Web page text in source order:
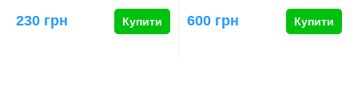
230 грн Купити 600 грн Купити